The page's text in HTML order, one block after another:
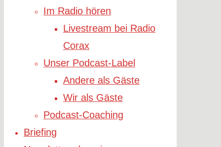
Im Radio hören
Livestream bei Radio
Corax
Unser Podcast-Label
Andere als Gäste
Wir als Gäste
Podcast-Coaching
Briefing